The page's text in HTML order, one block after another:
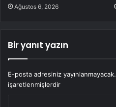
Ağustos 6, 2026
Bir yanıt yazın
E-posta adresiniz yayınlanmayacak.
işaretlenmişlerdir